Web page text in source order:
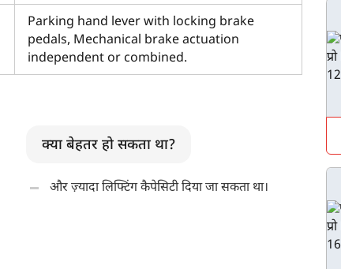
Parking hand lever with locking brake
pedals, Mechanical brake actuation
independent or combined.
क्या बेहतर हो सकता था?
और ज़्यादा लिफ्टिंग कैपेसिटी दिया जा सकता था।